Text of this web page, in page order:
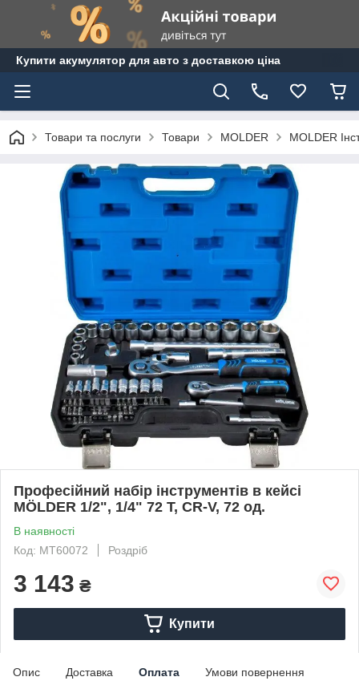
Купити акумулятор для авто з доставкою ціна
Товари та послуги Товари MOLDER MOLDER
Професійний набір інструментів в кейсі
MÖLDER 1/2", 1/4" 72 T, CR-V, 72 од.
В наявності
Код: MT60072
Роздріб
3 143 ₴
Купити
Опис Доставка Оплата Умови повернення